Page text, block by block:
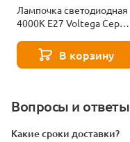
Лампочка светодиодная
4000К Е27 Voltega Серия
В корзину
Вопросы и ответы
Какие сроки доставки?